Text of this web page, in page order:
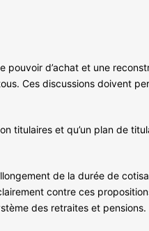
d’achat et une
Ces discussions doivent
titulaires et qu’un plan de
de la durée de
contre ces
des retraites et pensions.